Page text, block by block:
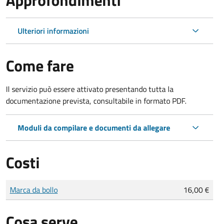
Ulteriori informazioni
Come fare
Il servizio può essere attivato presentando tutta la
documentazione prevista, consultabile in formato PDF.
Moduli da compilare e documenti da allegare
Costi
Tipo di pagamento
Importo
Marca da bollo 16,00 €